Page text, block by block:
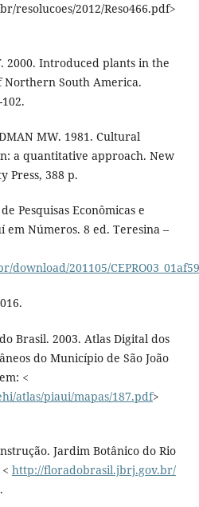
resolucoes/2012/Reso466.pdf>
2000. Introduced plants in the
Northern South America.
MW. 1981. Cultural
a quantitative approach. New
Press, 388 p.
Pesquisas Econômicas e
em Números. 8 ed. Teresina –
201105/
Brasil. 2003. Atlas Digital dos
do Município de São João
<
atlas/piaui/mapas/187.pdf>
Jardim Botânico do Rio
http://floradobrasil.jbrj.gov.br/